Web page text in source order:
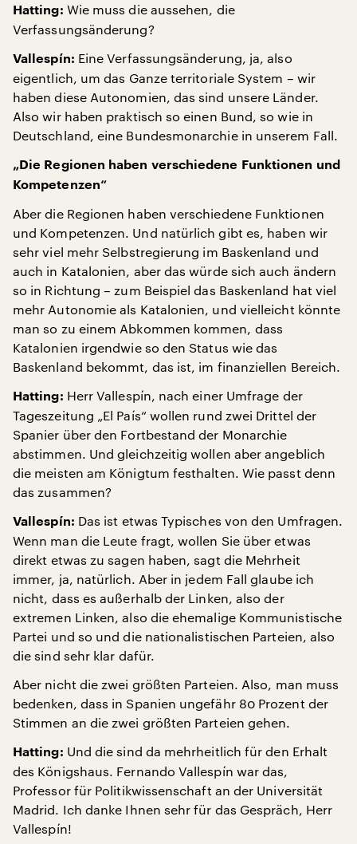
Hatting: Wie muss die aussehen, die
Verfassungsänderung?
Vallespín: Eine Verfassungsänderung, ja, also
eigentlich, um das Ganze territoriale System – wir
haben diese Autonomien, das sind unsere Länder.
Also wir haben praktisch so einen Bund, so wie in
Deutschland, eine Bundesmonarchie in unserem Fall.
„Die Regionen haben verschiedene Funktionen und
Kompetenzen“
Aber die Regionen haben verschiedene Funktionen
und Kompetenzen. Und natürlich gibt es, haben wir
sehr viel mehr Selbstregierung im Baskenland und
auch in Katalonien, aber das würde sich auch ändern
so in Richtung – zum Beispiel das Baskenland hat viel
mehr Autonomie als Katalonien, und vielleicht könnte
man so zu einem Abkommen kommen, dass
Katalonien irgendwie so den Status wie das
Baskenland bekommt, das ist, im finanziellen Bereich.
Hatting: Herr Vallespín, nach einer Umfrage der
Tageszeitung „El País“ wollen rund zwei Drittel der
Spanier über den Fortbestand der Monarchie
abstimmen. Und gleichzeitig wollen aber angeblich
die meisten am Königtum festhalten. Wie passt denn
das zusammen?
Vallespín: Das ist etwas Typisches von den Umfragen.
Wenn man die Leute fragt, wollen Sie über etwas
direkt etwas zu sagen haben, sagt die Mehrheit
immer, ja, natürlich. Aber in jedem Fall glaube ich
nicht, dass es außerhalb der Linken, also der
extremen Linken, also die ehemalige Kommunistische
Partei und so und die nationalistischen Parteien, also
die sind sehr klar dafür.
Aber nicht die zwei größten Parteien. Also, man muss
bedenken, dass in Spanien ungefähr 80 Prozent der
Stimmen an die zwei größten Parteien gehen.
Hatting: Und die sind da mehrheitlich für den Erhalt
des Königshaus. Fernando Vallespín war das,
Professor für Politikwissenschaft an der Universität
Madrid. Ich danke Ihnen sehr für das Gespräch, Herr
Vallespín!